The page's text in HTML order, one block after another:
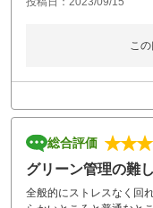
こ
総合評価
グリーン管理の難
全般的にストレスなく回